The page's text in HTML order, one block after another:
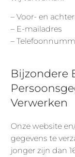
– Voor- en
– E-mailadres
–
Bijzondere
Verwerken
Onze website
gegevens te
jonger zijn dan